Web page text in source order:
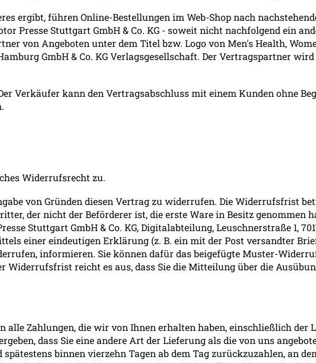
ergibt, führen Online-Bestellungen im Web-Shop nach
Presse Stuttgart GmbH & Co. KG - soweit nicht nachfolgend ein
von Angeboten unter dem Titel bzw. Logo von Men's Health,
GmbH & Co. KG Verlagsgesellschaft. Der Vertragspartner
Verkäufer kann den Vertragsabschluss mit einem Kunden ohne
Widerrufsrecht zu.
von Gründen diesen Vertrag zu widerrufen. Die Widerrufsfrist
der nicht der Beförderer ist, die erste Ware in Besitz genommen
Stuttgart GmbH & Co. KG, Digitalabteilung, Leuschnerstraße 1,
einer eindeutigen Erklärung (z. B. ein mit der Post versandter
informieren. Sie können dafür das beigefügte Muster-
Widerrufsfrist reicht es aus, dass Sie die Mitteilung über die
alle Zahlungen, die wir von Ihnen erhalten haben, einschließlich der
dass Sie eine andere Art der Lieferung als die von uns
binnen vierzehn Tagen ab dem Tag zurückzuzahlen, an